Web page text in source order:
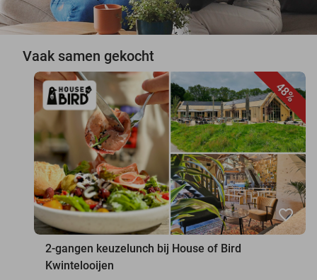
Vaak samen gekocht
48%
favorite_border
2-gangen keuzelunch bij House of Bird
Kwintelooijen